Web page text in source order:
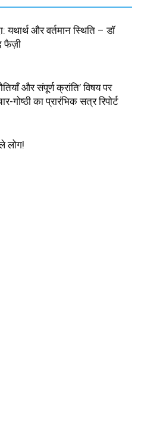
यथार्थ और वर्तमान स्थिति – डॉ
फैज़ी
और संपूर्ण क्रांति’ विषय पर
गोष्ठी का प्रारंभिक सत्र रिपोर्ट
लोग!